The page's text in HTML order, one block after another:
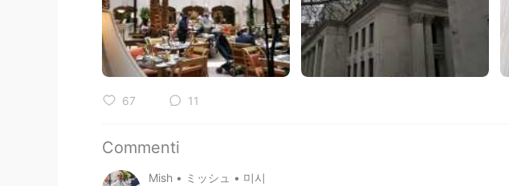
67 11
Commenti
Mish • ミッシュ • 미시